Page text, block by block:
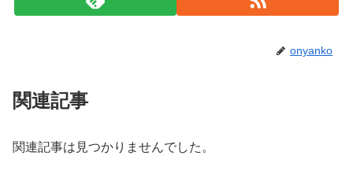
onyanko
関連記事
関連記事は見つかりませんでした。